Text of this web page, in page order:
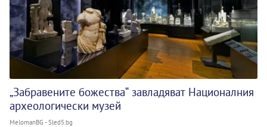
„Забравените божества“ завладяват Националния
археологически музей
MelomanBG - Sled5.bg